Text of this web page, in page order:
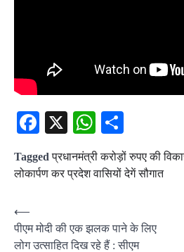
Facebook
X WhatsApp
Taggedप्रधानमंत्री करोड़ों रुपए की
लोकार्पण कर प्रदेश वासियों देगें सौगात
Post
navigation
⟵
पीएम मोदी की एक झलक पाने के लिए
लोग उत्साहित दिख रहे हैं : सीएम